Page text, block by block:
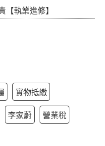
【執業進修】
實物抵繳
李家蔚 營業稅